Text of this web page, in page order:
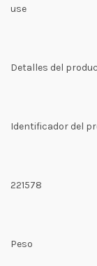
use
Detalles del
Identificador del
221578
Peso